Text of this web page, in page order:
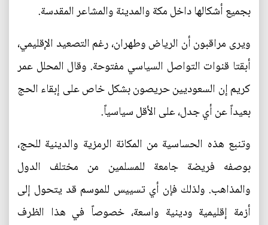
بجميع أشكالها داخل مكة والمدينة والمشاعر المقدسة.
ويرى مراقبون أن الرياض وطهران، رغم التصعيد الإقليمي،
أبقتا قنوات التواصل السياسي مفتوحة. وقال المحلل عمر
كريم إن السعوديين حريصون بشكل خاص على إبقاء الحج
بعيداً عن أي جدل، على الأقل سياسياً.
وتنبع هذه الحساسية من المكانة الرمزية والدينية للحج،
بوصفه فريضة جامعة للمسلمين من مختلف الدول
والمذاهب. ولذلك فإن أي تسييس للموسم قد يتحول إلى
أزمة إقليمية ودينية واسعة، خصوصاً في هذا الظرف